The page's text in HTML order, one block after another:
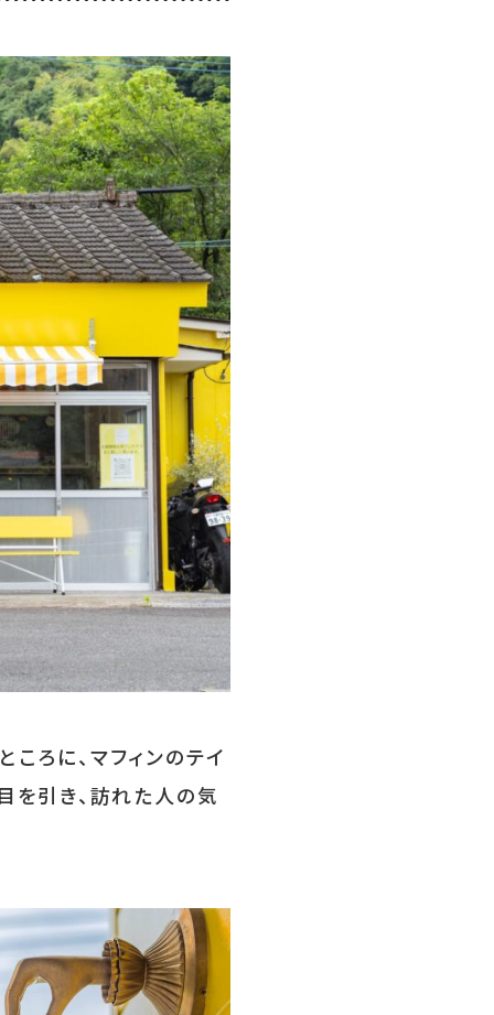
＃エスニック料理＃カフェ＃カレー
＃モーニング＃ランチ
＃写真映え
産和牛・黒豚・地鶏
ついて ｜
利⽤規約
ろに、マフィンのテイ
を引き、訪れた人の気